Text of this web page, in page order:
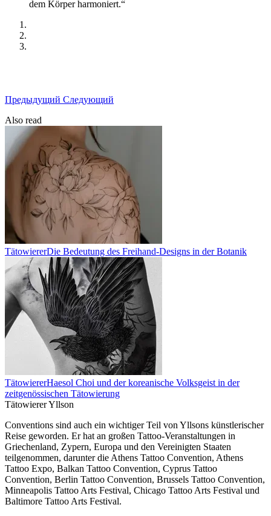
dem Körper harmoniert.“
Предыдущий Следующий
Also read
TätowiererDie Bedeutung des Freihand-Designs in der Botanik
TätowiererHaesol Choi und der koreanische Volksgeist in der
zeitgenössischen Tätowierung
Tätowierer Yllson
Conventions sind auch ein wichtiger Teil von Yllsons künstlerischer
Reise geworden. Er hat an großen Tattoo-Veranstaltungen in
Griechenland, Zypern, Europa und den Vereinigten Staaten
teilgenommen, darunter die Athens Tattoo Convention, Athens
Tattoo Expo, Balkan Tattoo Convention, Cyprus Tattoo
Convention, Berlin Tattoo Convention, Brussels Tattoo Convention,
Minneapolis Tattoo Arts Festival, Chicago Tattoo Arts Festival und
Baltimore Tattoo Arts Festival.